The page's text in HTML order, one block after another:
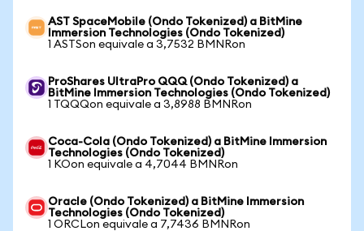
AST SpaceMobile (Ondo Tokenized) a BitMine
Immersion Technologies (Ondo Tokenized)
1 ASTSon equivale a 3,7532 BMNRon
ProShares UltraPro QQQ (Ondo Tokenized) a
BitMine Immersion Technologies (Ondo Tokenized)
1 TQQQon equivale a 3,8988 BMNRon
Coca-Cola (Ondo Tokenized) a BitMine Immersion
Technologies (Ondo Tokenized)
1 KOon equivale a 4,7044 BMNRon
Oracle (Ondo Tokenized) a BitMine Immersion
Technologies (Ondo Tokenized)
1 ORCLon equivale a 7,7436 BMNRon